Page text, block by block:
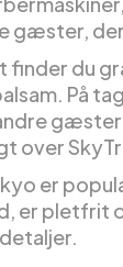
gæster,
finder du
På
over
er
er pletfrit